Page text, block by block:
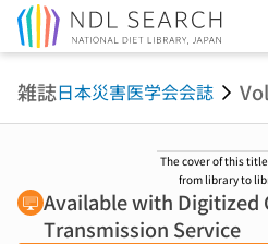
雑誌日本災害医学会会誌
The cover of this
from library to
Available with Digitized
Transmission Service